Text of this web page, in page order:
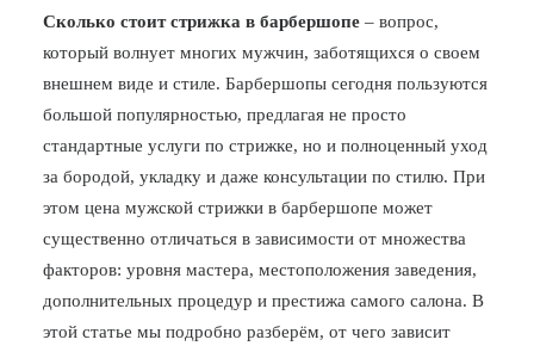
ФРАНШИЗА
ПОЖАЛОВАТЬСЯ
Сколько стоит стрижка в барбершопе – вопрос,
который волнует многих мужчин, заботящихся о своем
внешнем виде и стиле. Барбершопы сегодня пользуются
большой популярностью, предлагая не просто
стандартные услуги по стрижке, но и полноценный уход
за бородой, укладку и даже консультации по стилю. При
этом цена мужской стрижки в барбершопе может
существенно отличаться в зависимости от множества
факторов: уровня мастера, местоположения заведения,
дополнительных процедур и престижа самого салона. В
этой статье мы подробно разберём, от чего зависит